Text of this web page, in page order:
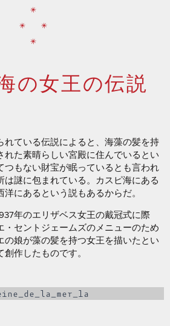
*
* *
*
の女王の伝説
れている伝説によると、海藻の髪を持
れた素晴らしい宮殿に住んでいるとい
つもない財宝が眠っているとも言われ
は謎に包まれている。カスピ海にある
にあるという説もあるからだ。
年のエリザベス女王の戴冠式に際
・セントジェームズのメニューのため
の娘が藻の髪を持つ女王を描いたとい
作したものです。